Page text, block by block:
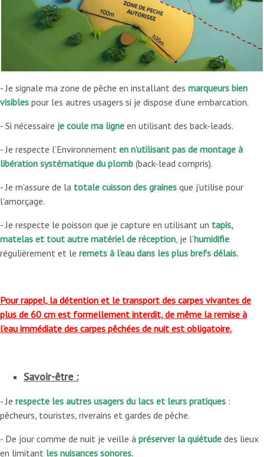
- Je signale ma zone de pêche en installant des marqueurs bien
visibles pour les autres usagers si je dispose d’une embarcation.
- Si nécessaire je coule ma ligne en utilisant des back-leads.
- Je respecte l’Environnement en n’utilisant pas de montage à
libération systématique du plomb (back-lead compris).
- Je m’assure de la totale cuisson des graines que j’utilise pour
l’amorçage.
- Je respecte le poisson que je capture en utilisant un tapis,
matelas et tout autre matériel de réception je l’humidifie
régulièrement et le remets à l’eau dans les plus brefs délais.
Pour rappel, la détention et le transport des carpes vivantes de
plus de 60 cm est formellement interdit, de même la remise à
l’eau immédiate des carpes pêchées de nuit est obligatoire.
Savoir-être :
- Je respecte les autres usagers du lacs et leurs pratiques :
pêcheurs, touristes, riverains et gardes de pêche.
- De jour comme de nuit je veille à préserver la quiétude des lieux
en limitant les nuisances sonores.